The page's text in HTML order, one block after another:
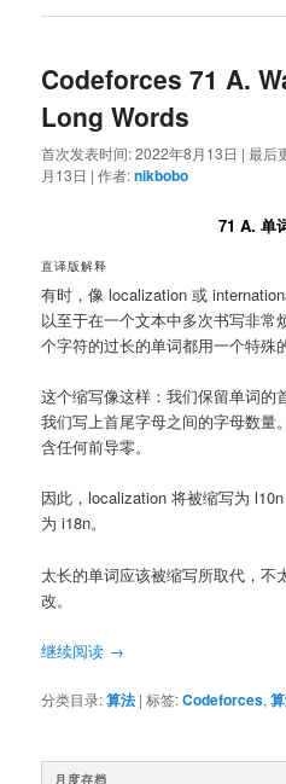
Codeforces 71 A.
Long Words
首次发表时间:2022年8月13日 |最后
月13日 |作者:nikbobo
71 A. 单
直译版解释
有时，像 localization 或
以至于在一个文本中多次书写非常
个字符的过长的单词都用一个特殊
这个缩写像这样：我们保留单词的
我们写上首尾字母之间的字母数量
含任何前导零。
因此，localization 将被缩写为
为 i18n。
太长的单词应该被缩写所取代，不
改。
继续阅读 →
分类目录:算法 |标签:Codeforces,
月度存档